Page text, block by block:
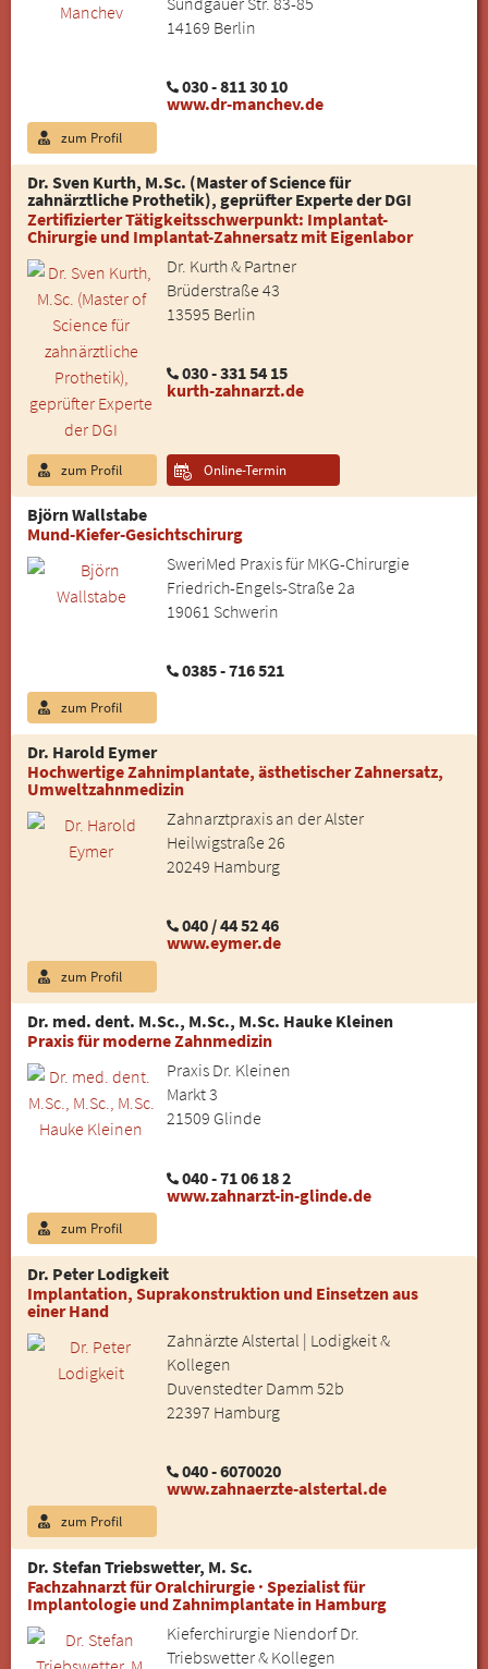
14169 Berlin
030 - 811 30 10
www.dr-manchev.de
zum Profil
Dr. Sven Kurth, M.Sc. (Master of Science für
zahnärztliche Prothetik), geprüfter Experte der DGI
Zertifizierter Tätigkeitsschwerpunkt: Implantat-
Chirurgie und Implantat-Zahnersatz mit Eigenlabor
Dr. Kurth & Partner
Brüderstraße 43
13595 Berlin
030 - 331 54 15
kurth-zahnarzt.de
zum Profil Online-Termin
Björn Wallstabe
Mund-Kiefer-Gesichtschirurg
SweriMed Praxis für MKG-Chirurgie
Friedrich-Engels-Straße 2a
19061 Schwerin
0385 - 716 521
zum Profil
Dr. Harold Eymer
Hochwertige Zahnimplantate, ästhetischer Zahnersatz,
Umweltzahnmedizin
Zahnarztpraxis an der Alster
Heilwigstraße 26
20249 Hamburg
040 / 44 52 46
www.eymer.de
zum Profil
Dr. med. dent. M.Sc., M.Sc., M.Sc. Hauke Kleinen
Praxis für moderne Zahnmedizin
Praxis Dr. Kleinen
Markt 3
21509 Glinde
040 - 71 06 18 2
www.zahnarzt-in-glinde.de
zum Profil
Dr. Peter Lodigkeit
Implantation, Suprakonstruktion und Einsetzen aus
einer Hand
Zahnärzte Alstertal | Lodigkeit &
Kollegen
Duvenstedter Damm 52b
22397 Hamburg
040 - 6070020
www.zahnaerzte-alstertal.de
zum Profil
Dr. Stefan Triebswetter, M. Sc.
Fachzahnarzt für Oralchirurgie · Spezialist für
Implantologie und Zahnimplantate in Hamburg
Kieferchirurgie Niendorf Dr.
Triebswetter & Kollegen